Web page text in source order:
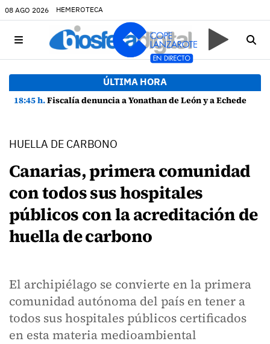
08 AGO 2026 HEMEROTECA
ÚLTIMA HORA
18:45 h.Fiscalía denuncia a Yonathan de León y a Echedey Eugenio por presuntas anomalías en contratos festivos
HUELLA DE CARBONO
Canarias, primera comunidad
con todos sus hospitales
públicos con la acreditación de
huella de carbono
El archipiélago se convierte en la primera
comunidad autónoma del país en tener a
todos sus hospitales públicos certificados
en esta materia medioambiental